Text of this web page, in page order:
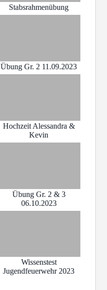
Stabsrahmenübung
Übung Gr. 2 11.09.2023
Hochzeit Alessandra &
Kevin
Übung Gr. 2 & 3
06.10.2023
Wissenstest
Jugendfeuerwehr 2023